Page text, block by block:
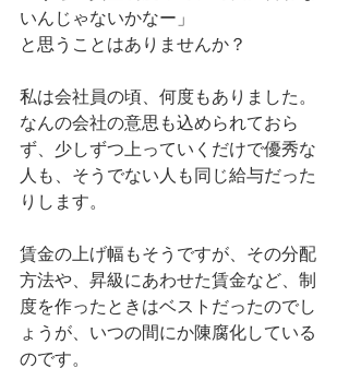
いんじゃないかなー」
と思うことはありませんか？
私は会社員の頃、何度もありました。
なんの会社の意思も込められておら
ず、少しずつ上っていくだけで優秀な
人も、そうでない人も同じ給与だった
りします。
賃金の上げ幅もそうですが、その分配
方法や、昇級にあわせた賃金など、制
度を作ったときはベストだったのでし
ょうが、いつの間にか陳腐化している
のです。